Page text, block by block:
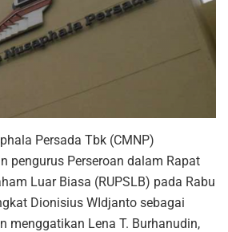
Persada Tbk (CMNP)
pengurus Perseroan dalam Rapat
Luar Biasa (RUPSLB) pada Rabu
Dionisius WIdjanto sebagai
menggatikan Lena T. Burhanudin,